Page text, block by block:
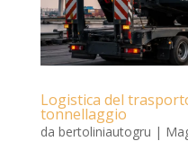
Logistica del
tonnellaggio
da bertoliniautogru |